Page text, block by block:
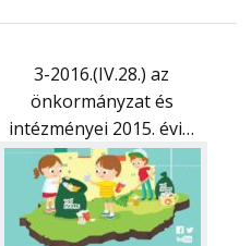
3-2016.(IV.28.) az
önkormányzat és
intézményei 2015. évi…